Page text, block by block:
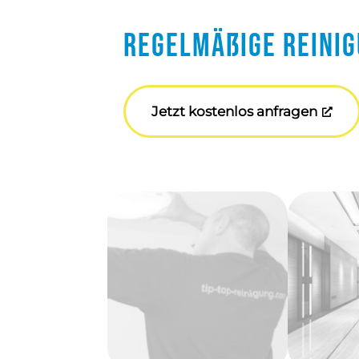
Regelmäßige
Jetzt kostenlos anfragen